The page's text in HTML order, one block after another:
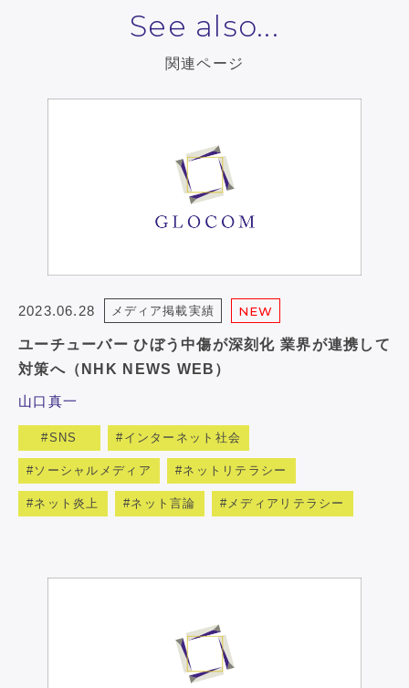
See also...
関連ページ
2023.06.28 メディア掲載実績 NEW
ユーチューバー ひぼう中傷が深刻化 業界が連携して
対策へ（NHK NEWS WEB）
山口真一
SNS インターネット社会
ソーシャルメディア ネットリテラシー
ネット炎上 ネット言論 メディアリテラシー